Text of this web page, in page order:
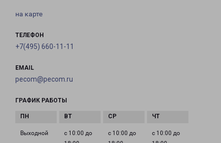
на карте
ТЕЛЕФОН
+7(495) 660-11-11
EMAIL
pecom@pecom.ru
ГРАФИК РАБОТЫ
Выходной
с 10:00 до
с 10:00 до
с 10:00 до